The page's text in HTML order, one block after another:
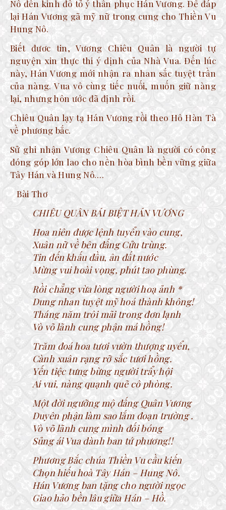
Nô đến kinh đô tỏ ý thần phục Hán Vương. Để đáp
lại Hán Vương gã mỹ nữ trong cung cho Thiền Vu
Hung Nô.
Biết đươc tin, Vương Chiêu Quân là người tự
nguyện xin thực thi ý dịnh của Nhà Vua. Đến lúc
này, Hán Vương mới nhận ra nhan sắc tuyệt trần
của nàng. Vua vô cùng tiếc nuối, muốn giữ nàng
lại, nhưng hôn ước đã định rồi.
Chiêu Quân lạy tạ Hán Vương rồi theo Hô Hàn Tà
về phương bắc.
Sử ghi nhận Vương Chiêu Quân là người có công
đóng góp lớn lao cho nền hòa bình bền vững giữa
Tây Hán và Hung Nô….
Bài Thơ
CHIÊU QUÂN BÁI BIỆT HÁN VƯƠNG
Hoa niên được lệnh tuyển vào cung,
Xuân nữ về bên đấng Cửu trùng.
Tin đến khấu đầu, ân đất nước
Mừng vui hoài vọng, phút tao phùng.
Rồi chẳng vừa lòng người hoạ ảnh *
Dung nhan tuyệt mỹ hoá thành không!
Tháng năm trôi mãi trong đơn lạnh
Vò võ lãnh cung phận má hồng!
Trăm đoá hoa tươi vườn thượng uyển,
Cành xuân rạng rỡ sắc tươi hồng.
Yến tiệc tưng bừng người trẩy hội
Ai vui, nàng quạnh quẽ cô phòng.
Một đời ngưỡng mộ đấng Quân Vương
Duyên phận làm sao lắm đoạn trường .
Vò võ lãnh cung mình đối bóng
Sủng ái Vua dành ban tứ phương!!
Phương Bắc chúa Thiền Vu cầu kiến
Chọn hiếu hoà Tây Hán – Hung Nô.
Hán Vương ban tặng cho người ngọc
Giao hảo bền lâu giữa Hán – Hồ.